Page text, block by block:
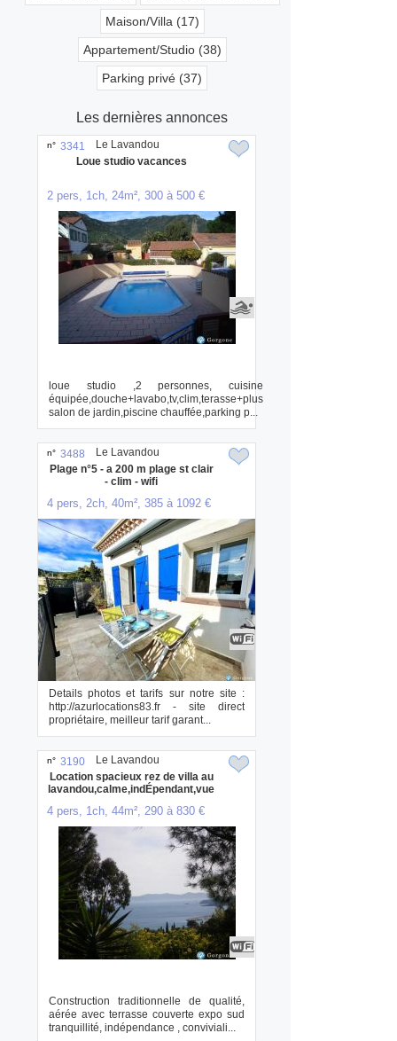
Maison/Villa (17)
Appartement/Studio (38)
Parking privé (37)
Les dernières annonces
n° 3341
Loue studio vacances
2 pers, 1ch, 24m², 300 à 500 €
loue studio ,2 personnes, cuisine
équipée,douche+lavabo,tv,clim,terasse+plus
salon de jardin,piscine chauffée,parking p...
Le Lavandou
n° 3488
Plage n°5 - a 200 m plage st clair
- clim - wifi
4 pers, 2ch, 40m², 385 à 1092 €
Details photos et tarifs sur notre site :
http://azurlocations83.fr - site direct
propriétaire, meilleur tarif garant...
Le Lavandou
n° 3190
Location spacieux rez de villa au
lavandou,calme,indÉpendant,vue
4 pers, 1ch, 44m², 290 à 830 €
Construction traditionnelle de qualité,
aérée avec terrasse couverte expo sud
tranquillité, indépendance , conviviali...
Le Lavandou